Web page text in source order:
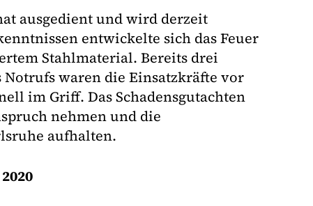
ausgedient und wird derzeit
entwickelte sich das Feuer
Stahlmaterial. Bereits drei
Notrufs waren die Einsatzkräfte vor
im Griff. Das Schadensgutachten
nehmen und die
aufhalten.